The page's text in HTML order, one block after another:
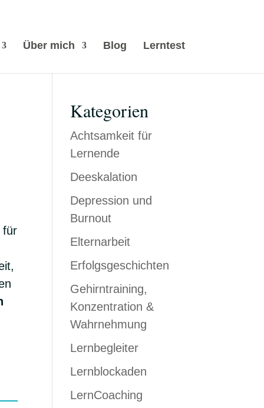
Über mich Blog Lerntest
für
Kategorien
Achtsamkeit für
Lernende
Deeskalation
Depression und
Burnout
Elternarbeit
Erfolgsgeschichten
Gehirntraining,
Konzentration &
Wahrnehmung
Lernbegleiter
Lernblockaden
LernCoaching